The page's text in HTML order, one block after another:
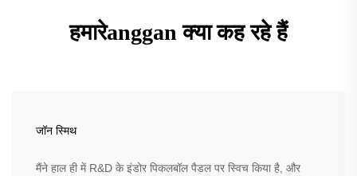
हमारेanggan क्या कह रहे हैं
जॉन स्मिथ
मैंने हाल ही में R&D के इंडोर पिकलबॉल पैडल पर स्विच किया है, और